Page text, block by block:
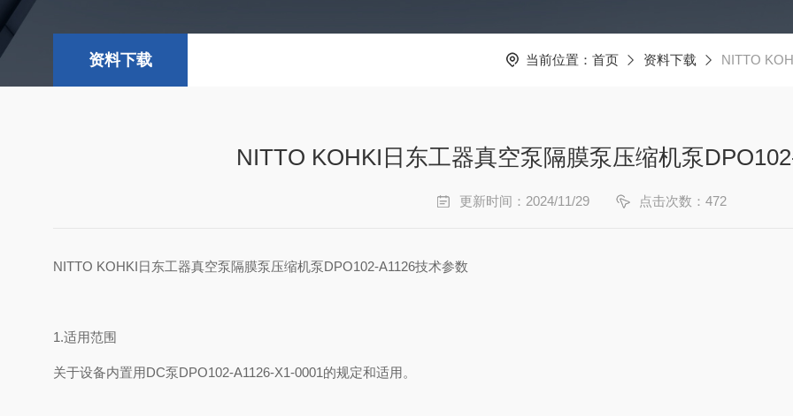
资料下载 当前位置： 首页 资料下载 NITTO
NITTO KOHKI日东工器真空泵隔膜泵压缩机泵
更新时间：2024/11/29 点击次数：472
NITTO KOHKI日东工器真空泵隔膜泵压缩机泵DPO102-A1126技术参数
1.适用范围
关于设备内置用DC泵DPO102-A1126-X1-0001的规定和适用。